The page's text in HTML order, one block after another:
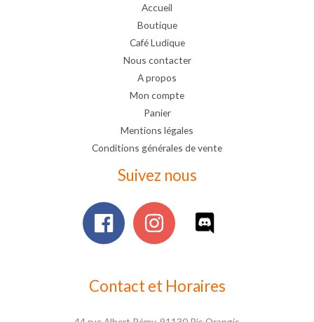
Accueil
Boutique
Café Ludique
Nous contacter
A propos
Mon compte
Panier
Mentions légales
Conditions générales de vente
Suivez nous
Contact et Horaires